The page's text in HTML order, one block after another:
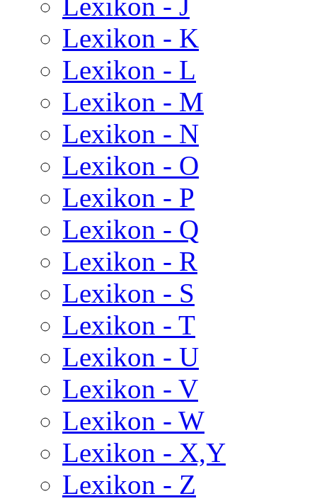
Lexikon - K
Lexikon - L
Lexikon - M
Lexikon - N
Lexikon - O
Lexikon - P
Lexikon - Q
Lexikon - R
Lexikon - S
Lexikon - T
Lexikon - U
Lexikon - V
Lexikon - W
Lexikon - X,Y
Lexikon - Z